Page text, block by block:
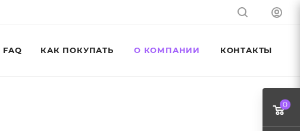
FAQ КАК ПОКУПАТЬ О КОМПАНИИ КОНТАКТЫ
0